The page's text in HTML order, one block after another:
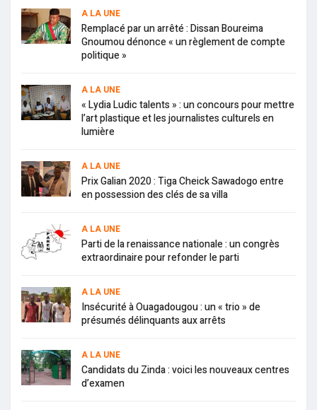
A LA UNE
Remplacé par un arrêté : Dissan Boureima
Gnoumou dénonce « un règlement de compte
politique »
A LA UNE
« Lydia Ludic talents » : un concours pour mettre
l’art plastique et les journalistes culturels en
lumière
A LA UNE
Prix Galian 2020 : Tiga Cheick Sawadogo entre
en possession des clés de sa villa
A LA UNE
Parti de la renaissance nationale : un congrès
extraordinaire pour refonder le parti
A LA UNE
Insécurité à Ouagadougou : un « trio » de
présumés délinquants aux arrêts
A LA UNE
Candidats du Zinda : voici les nouveaux centres
d’examen